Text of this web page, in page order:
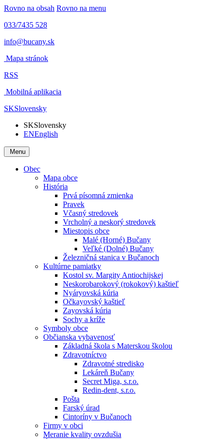
Rovno na obsah Rovno na menu
033/7435 528
info@bucany.sk
Mapa stránok
RSS
Mobilná aplikacia
SKSlovensky
SKSlovensky
ENEnglish
Menu
Obec
Mapa obce
História
Prvá písomná zmienka
Pravek
Včasný stredovek
Vrcholný a neskorý stredovek
Miestopis obce
Malé (Horné) Bučany
Veľké (Dolné) Bučany
Železničná stanica v Bučanoch
Kultúrne pamiatky
Kostol sv. Margity Antiochijskej
Neskorobarokový (rokokový) kaštieľ
Nyáryovská kúria
Očkayovský kaštieľ
Zayovská kúria
Sochy a kríže
Symboly obce
Občianska vybavenosť
Základná škola s Materskou školou
Zdravotníctvo
Zdravotné stredisko
Lekáreň Bučany
Secret Miga, s.r.o.
Redin-dent, s.r.o.
Pošta
Farský úrad
Cintoríny v Bučanoch
Firmy v obci
Meranie kvality ovzdušia